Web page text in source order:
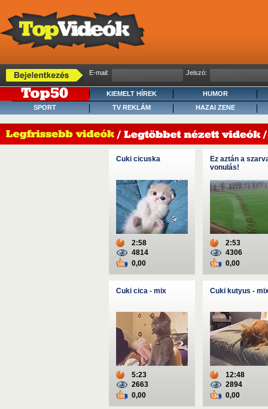
E-mail: Jelszó:
KIEMELT HÍREK
HUMOR
SPORT
TV REKLÁM HAZAI ZENE
Cuki cicuska
2:58
4814
0,00
Ez aztán a
vonulás!
2:53
4306
0,00
Cuki cica - mix
5:23
2663
0,00
Cuki kutyus -
12:48
2894
0,00